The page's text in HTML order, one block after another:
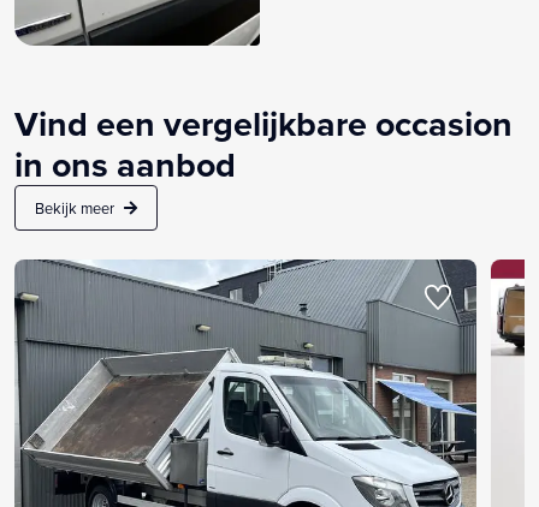
Vind een vergelijkbare occasion
in ons aanbod
Bekijk meer